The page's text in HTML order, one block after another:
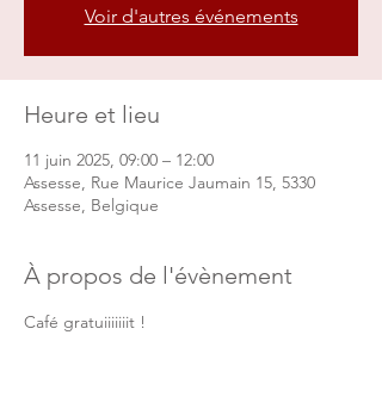
Voir d'autres événements
Heure et lieu
11 juin 2025, 09:00 – 12:00
Assesse, Rue Maurice Jaumain 15, 5330
Assesse, Belgique
À propos de l'évènement
Café gratuiiiiiiit !